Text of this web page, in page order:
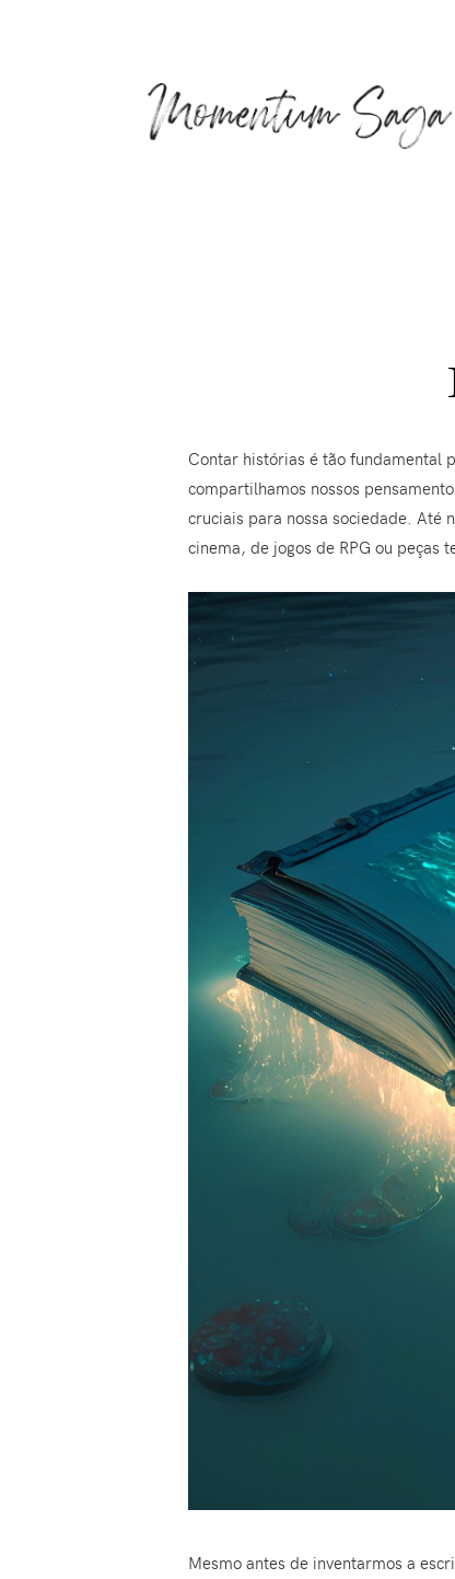
Contar histórias é tão fundamental
compartilhamos nossos
cruciais para nossa sociedade. Até
cinema, de jogos de RPG ou peças
Mesmo antes de inventarmos a